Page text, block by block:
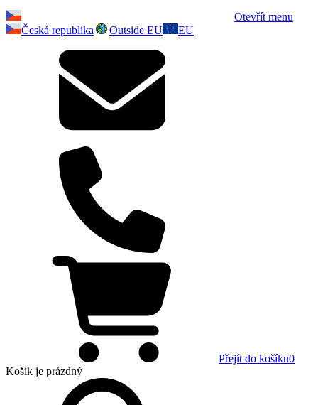
Otevřít menu
Česká republika
Outside EU EU
Přejít do košíku0
Košík je prázdný